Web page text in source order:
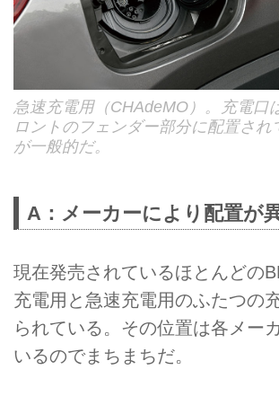
急速充電用（CHAdeMO）。充電口
ロントのフェンダー部分に配置され
が一般的だ。
A：メーカーにより配置が
現在発売されているほとんどの
充電用と急速充電用のふたつの
られている。その位置は各メー
いるのでまちまちだ。